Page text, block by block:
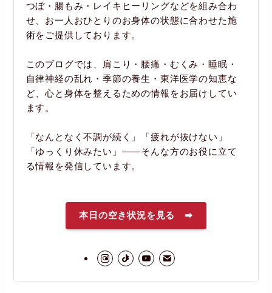
つぼ・腸もみ・レイキヒーリングなどを組み合わ
せ、お一人おひとりのお身体の状態に合わせた施
術をご提供しております。
このブログでは、肩こり・腰痛・むくみ・睡眠・
自律神経の乱れ・季節の養生・東洋医学の知恵な
ど、心と身体を整えるための情報をお届けしてい
ます。
「なんとなく不調が続く」「疲れが抜けない」
「ゆっくり休みたい」――そんな方のお役に立て
る情報を発信しています。
本日の空き状況を見る ➡